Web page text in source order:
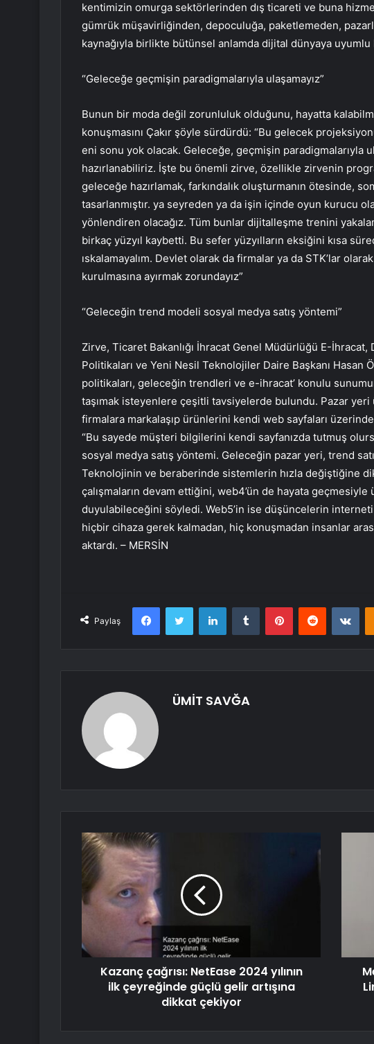
kentimizin omurga sektörlerinden dış ticareti ve buna
gümrük müşavirliğinden, depoculuğa, paketlemeden,
kaynağıyla birlikte bütünsel anlamda dijital dünyaya
“Geleceğe geçmişin paradigmalarıyla ulaşamayız”
Bunun bir moda değil zorunluluk olduğunu, hayatta
konuşmasını Çakır şöyle sürdürdü: “Bu gelecek
eni sonu yok olacak. Geleceğe, geçmişin paradigmalarıyla
hazırlanabiliriz. İşte bu önemli zirve, özellikle zirvenin
geleceğe hazırlamak, farkındalık oluşturmanın ötesinde,
tasarlanmıştır. ya seyreden ya da işin içinde oyun kurucu
yönlendiren olacağız. Tüm bunlar dijitalleşme trenini
birkaç yüzyıl kaybetti. Bu sefer yüzyılların eksiğini kısa
ıskalamayalım. Devlet olarak da firmalar ya da STK’lar
kurulmasına ayırmak zorundayız”
“Geleceğin trend modeli sosyal medya satış yöntemi”
Zirve, Ticaret Bakanlığı İhracat Genel Müdürlüğü E-İhracat,
Politikaları ve Yeni Nesil Teknolojiler Daire Başkanı Hasan
politikaları, geleceğin trendleri ve e-ihracat’ konulu
taşımak isteyenlere çeşitli tavsiyelerde bulundu. Pazar
firmalara markalaşıp ürünlerini kendi web sayfaları
“Bu sayede müşteri bilgilerini kendi sayfanızda tutmuş
sosyal medya satış yöntemi. Geleceğin pazar yeri, trend
Teknolojinin ve beraberinde sistemlerin hızla değiştiğine
çalışmaların devam ettiğini, web4’ün de hayata geçmesiyle
duyulabileceğini söyledi. Web5’in ise düşüncelerin
hiçbir cihaza gerek kalmadan, hiç konuşmadan insanlar
aktardı. – MERSİN
Paylaş
FacebookTwitter LinkedInTumblr PinterestReddit
ÜMİT SAVĞA
Kazanç çağrısı: NetEase 2024 yılının
ilk çeyreğinde güçlü gelir artışına
dikkat çekiyor